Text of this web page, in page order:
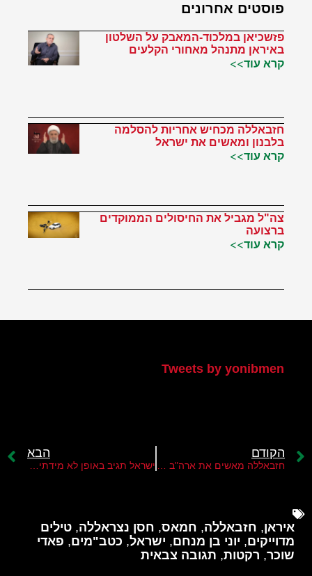
פוסטים אחרונים
פזשכיאן במלכוד-המאבק על השלטון
באיראן מתנהל מאחורי הקלעים
קרא עוד>>
חזבאללה מכחיש אחריות להסלמה
בלבנון ומאשים את ישראל
קרא עוד>>
צה"ל מגביל את החיסולים הממוקדים
ברצועה
קרא עוד>>
Tweets by yonibmen
הקודם הבא
איראן, חזבאללה, חמאס, חסן נצראללה, טילים
מדוייקים, יוני בן מנחם, ישראל, כטב"מים, פאדי
שוכר, רקטות, תגובה צבאית